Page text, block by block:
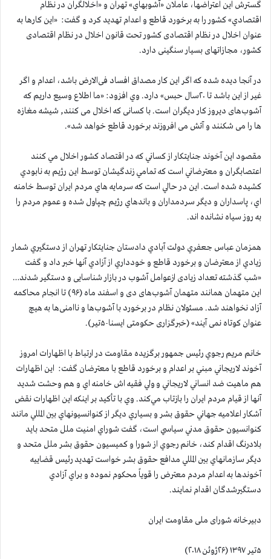
گسترش اين اعتراضها، عاملان «آشوبهاي» تهران و «اخلالگران در نظام
اقتصادي» كشور را به برخورد قاطع و اعدام تهديد كرد و گفت: «این کارها به
عنوان اخلال در نظام اقتصادی کشور تحت قانون اخلال در نظام اقتصادی
کشور، مجازاتهای بسیار سنگینی دارد.
در آنجا دیده شده که اگر این کار مصداق افساد فی‌الارض باشد، اعدام و اگر
غیر از این باشد تا ۲۰سال حبس» دارد. وي افزود: «ما اطلاع وسیع داریم که
آشوب‌های دیروز کار دیگران است. با کسانی که اخلال می کنند, شیشه مغازه
ها را می شکنند و آتش می افروزند برخورد قاطع خواهد شد».
مقصود اين آخوند جنايتكار از كساني كه در اقتصاد كشور اخلال مي كنند
اعتصابگران و معترضاني است كه تمامي زندگيشان توسط اين رژيم به نابودي
كشيده شده است. اين در حالي است كه سرمايه هاي مردم ايران توسط خامنه
اي، پاسداران و ديگر سردمداران و باندهاي رژيم چپاول شده و عموم مردم را
به روز سياه نشانده اند.
همزمان عباس جعفري دولت آبادي دادستان جنايتكار تهران از دستگيري شمار
زيادي از معترضان و برخورد قاطع و خودداري از آزادي آنها خبر داد و گفت
«شب گذشته تعداد زیادی ازعوامل آشوب در بازار شناسایی و دستگیر شدند…
این متهمان همانند متهمان آشوب‌های دی و اسفند ماه (۹۶) تا انجام محاکمه
آزاد نخواهند شد. مسئولان نظام در برخورد با آشوب‌ها و ناامنی‌ها به هیچ
عنوان کوتاه نمی آیند» (خبرگزاری حکومتی ایسنا-۵تیر).
خانم مريم رجوي رئيس جمهور برگزيده مقاومت در ارتباط با اظهارات امروز
آخوند لاريجاني مبني بر اعدام و برخورد قاطع با معترضان گفت: اين اظهارات
هم ماهيت ضد انساني لاريجاني و ولي فقيه اش خامنه اي و هم وحشت شديد
آنها از قيام مردم ايران را بازتاب مي‌كند. وي با تأكيد بر اينكه اين اظهارات نقض
آشكار اعلاميه جهاني حقوق بشر و بسياري ديگر از كنوانسيونهاي بين المللي مانند
كنوانسيون حقوق مدني سياسي است، گفت شوراي امنيت ملل متحد بايد
بلادرنگ اقدام كند، خانم رجوي از شورا و كميسيون حقوق بشر ملل متحد و
ديگر سازمانهاي بين المللي مدافع حقوق بشر خواست تهديد رئيس قضاييه
آخوندها به اعدام مردم معترض را قوياً محكوم نموده و براي آزادي
دستگيرشدگان اقدام نمايند.
دبیرخانه شورای ملی مقاومت ایران
۵تیر ۱۳۹۷ (۲۶ژوئن ۲۰۱۸)